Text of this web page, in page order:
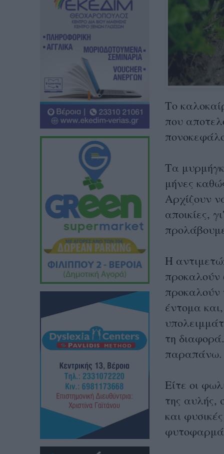
Το
που
Τα
μήνες
Αρχίζουν
αποικίες,
Η
προκαλούν
προκαλούν
έντομα
τη
παραπάνω.
Είτε οι
της αυλής,
και